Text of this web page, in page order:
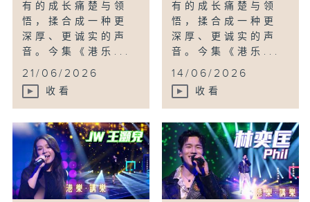
有的成长痛楚与领
悟，揉合成一种更
深厚、更诚实的声
音。今集《港乐...
21/06/2026
收看
有的成长痛楚与领
悟，揉合成一种更
深厚、更诚实的声
音。今集《港乐...
14/06/2026
收看